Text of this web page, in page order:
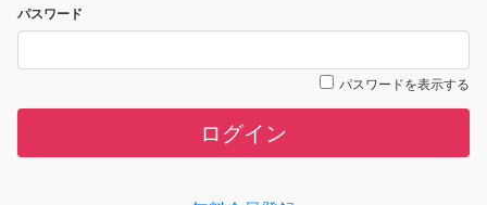
パスワード
パスワードを表示する
ログイン